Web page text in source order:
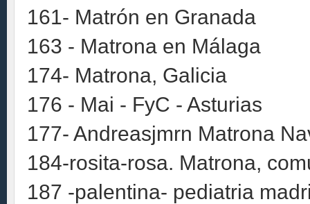
161- Matrón en Granada
163 - Matrona en Málaga
174- Matrona, Galicia
176 - Mai - FyC - Asturias
177- Andreasjmrn Matrona
184-rosita-rosa. Matrona,
187 -palentina- pediatria